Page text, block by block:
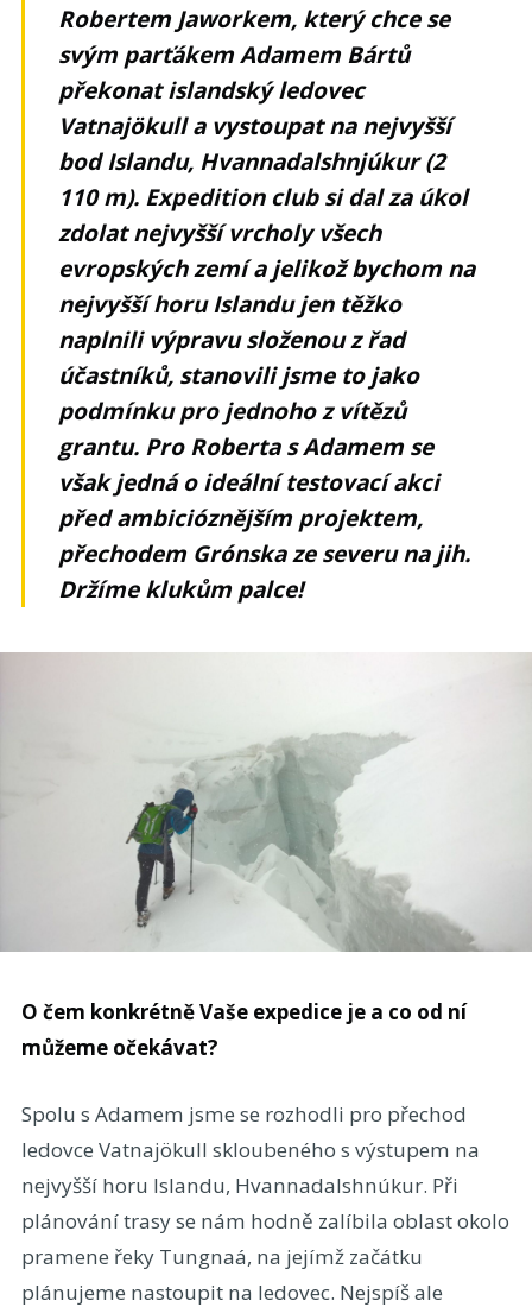
Robertem Jaworkem, který chce se
svým parťákem Adamem Bártů
překonat islandský ledovec
Vatnajökull a vystoupat na nejvyšší
bod Islandu, Hvannadalshnjúkur (2
110 m). Expedition club si dal za úkol
zdolat nejvyšší vrcholy všech
evropských zemí a jelikož bychom na
nejvyšší horu Islandu jen těžko
naplnili výpravu složenou z řad
účastníků, stanovili jsme to jako
podmínku pro jednoho z vítězů
grantu. Pro Roberta s Adamem se
však jedná o ideální testovací akci
před ambicióznějším projektem,
přechodem Grónska ze severu na jih.
Držíme klukům palce!
O čem konkrétně Vaše expedice je a co od ní
můžeme očekávat?
Spolu s Adamem jsme se rozhodli pro přechod
ledovce Vatnajökull skloubeného s výstupem na
nejvyšší horu Islandu, Hvannadalshnúkur. Při
plánování trasy se nám hodně zalíbila oblast okolo
pramene řeky Tungnaá, na jejímž začátku
plánujeme nastoupit na ledovec. Nejspíš ale